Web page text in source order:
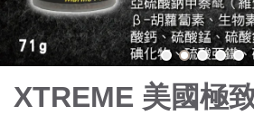
XTREME 美國極